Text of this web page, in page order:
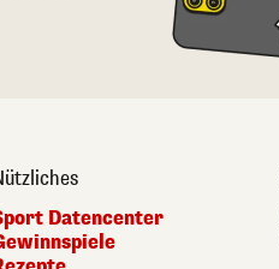
Datencenter